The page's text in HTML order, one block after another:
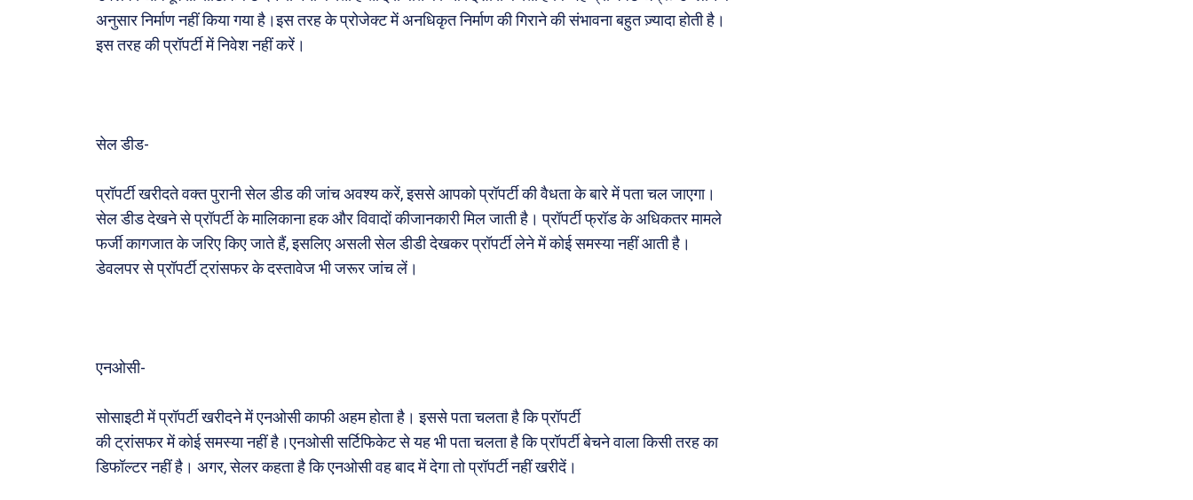
जानकारी
कैरियर और शिक्षा
अनुसार निर्माण नहीं किया गया है।इस तरह के प्रोजेक्ट में अनधिकृत निर्माण की गिराने की संभावना बहुत ज़्यादा होती है।
इस तरह की प्रॉपर्टी में निवेश नहीं करें।
सेल डीड-
प्रॉपर्टी खरीदते वक्त पुरानी सेल डीड की जांच अवश्य करें, इससे आपको प्रॉपर्टी की वैधता के बारे में पता चल जाएगा।
सेल डीड देखने से प्रॉपर्टी के मालिकाना हक और विवादों कीजानकारी मिल जाती है। प्रॉपर्टी फ्रॉड के अधिकतर मामले
फर्जी कागजात के जरिए किए जाते हैं, इसलिए असली सेल डीडी देखकर प्रॉपर्टी लेने में कोई समस्या नहीं आती है।
डेवलपर से प्रॉपर्टी ट्रांसफर के दस्तावेज भी जरूर जांच लें।
एनओसी-
सोसाइटी में प्रॉपर्टी खरीदने में एनओसी काफी अहम होता है। इससे पता चलता है कि प्रॉपर्टी
की ट्रांसफर में कोई समस्या नहीं है।एनओसी सर्टिफिकेट से यह भी पता चलता है कि प्रॉपर्टी बेचने वाला किसी तरह का
डिफॉल्टर नहीं है। अगर, सेलर कहता है कि एनओसी वह बाद में देगा तो प्रॉपर्टी नहीं खरीदें।